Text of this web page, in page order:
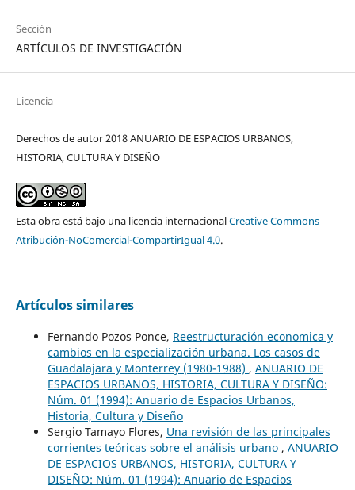
Sección
ARTÍCULOS DE INVESTIGACIÓN
Licencia
Derechos de autor 2018 ANUARIO DE ESPACIOS URBANOS,
HISTORIA, CULTURA Y DISEÑO
Esta obra está bajo una licencia internacionalCreative Commons
Atribución-NoComercial-CompartirIgual 4.0.
Artículos similares
Fernando Pozos Ponce, Reestructuración economica y
cambios en la especialización urbana. Los casos de
Guadalajara y Monterrey (1980-1988) , ANUARIO DE
ESPACIOS URBANOS, HISTORIA, CULTURA Y DISEÑO:
Núm. 01 (1994): Anuario de Espacios Urbanos,
Historia, Cultura y Diseño
Sergio Tamayo Flores, Una revisión de las principales
corrientes teóricas sobre el análisis urbano , ANUARIO
DE ESPACIOS URBANOS, HISTORIA, CULTURA Y
DISEÑO: Núm. 01 (1994): Anuario de Espacios